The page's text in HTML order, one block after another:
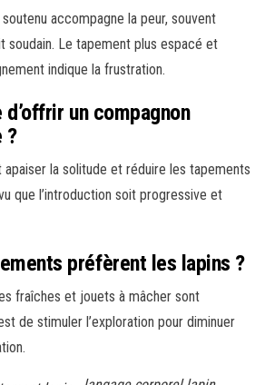
accompagne la peur, souvent
soudain. Le tapement plus espacé et
indique la frustration.
un compagnon
?
apaiser la solitude et réduire les tapements
que l’introduction soit progressive et
préfèrent les lapins ?
fraîches et jouets à mâcher sont
de stimuler l’exploration pour diminuer